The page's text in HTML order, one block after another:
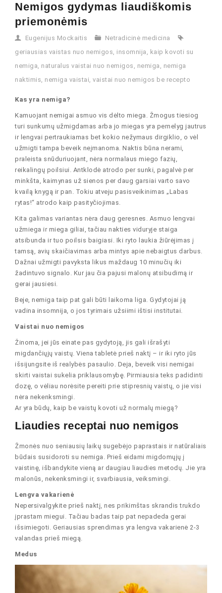
Nemigos gydymas liaudiškomis
priemonėmis
Eugenijus Mockaitis
Netradicinė medicina
geriausias vaistas nuo nemigos, insomnija , kaip kovoti su
nemiga, naturalus vaistai nuo nemigos , nemiga , nemiga
naktimis, nemiga vaistai, vaistai nuo nemigos be recepto
Kas yra nemiga?
Kamuojant nemigai asmuo vis dėlto miega. Žmogus tiesiog
turi sunkumų užmigdamas arba jo miegas yra pernelyg jautrus
ir lengvai pertraukiamas bet kokio nežymaus dirgiklio, o vėl
užmigti tampa beveik neįmanoma. Naktis būna nerami,
praleista snūduriuojant, nėra normalaus miego fazių,
reikalingų poilsiui. Antklodė atrodo per sunki, pagalvė per
minkšta, kaimynas už sienos per daug garsiai varto savo
kvailą knygą ir pan. Tokiu atveju pasisveikinimas „Labas
rytas!“ atrodo kaip pasityčiojimas.
Kita galimas variantas nėra daug geresnes. Asmuo lengvai
užmiega ir miega giliai, tačiau nakties viduryje staiga
atsibunda ir tuo poilsis baigiasi. Iki ryto laukia žiūrėjimas į
tamsą, avių skaičiavimas arba mintys apie nebaigtus darbus.
Dažnai užmigti pavyksta likus maždaug 10 minučių iki
žadintuvo signalo. Kur jau čia pajusi malonų atsibudimą ir
gerai jausiesi.
Beje, nemiga taip pat gali būti laikoma liga. Gydytojai ją
vadina insomnija, o jos tyrimais užsiimi ištisi institutai.
Vaistai nuo nemigos
Žinoma, jei jūs einate pas gydytoją, jis gali išrašyti
migdančiųjų vaistų. Viena tabletė prieš naktį – ir iki ryto jūs
išsijungsite iš realybės pasaulio. Deja, beveik visi nemigai
skirti vaistai sukelia priklausomybę. Pirmiausia teks padidinti
dozę, o vėliau norėsite pereiti prie stipresnių vaistų, o jie visi
nėra nekenksmingi.
Ar yra būdų, kaip be vaistų kovoti už normalų miegą?
Liaudies receptai nuo nemigos
Žmonės nuo seniausių laikų sugebėjo paprastais ir natūraliais
būdais susidoroti su nemiga. Prieš eidami migdomųjų į
vaistinę, išbandykite vieną ar daugiau liaudies metodų. Jie yra
malonūs, nekenksmingi ir, svarbiausia, veiksmingi.
Lengva vakarienė
Nepersivalgykite prieš naktį, nes prikimštas skrandis trukdo
įprastam miegui. Tačiau badas taip pat nepadeda gerai
išsimiegoti. Geriausias sprendimas yra lengva vakarienė 2-3
valandas prieš miegą.
Medus